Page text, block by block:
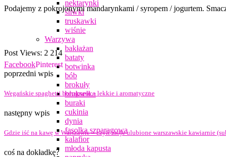
nektarynki
śliwki
truskawki
wiśnie
Warzywa
bakłażan
bataty
botwinka
bób
brokuły
brukselka
buraki
cukinia
dynia
fasolka szparagowa
kalafior
młoda kapusta
Podajemy z pokrojonymi mandarynkami / syropem / jogurtem.
Post Views: 2 214
FacebookPinterest
poprzedni wpis
Wegańskie spaghetti bolognese – lekkie i aromatyczne
następny wpis
Gdzie iść na kawę w Warszawie – czyli moje ulubione warszawskie kawiarnie
coś na dokładkę?